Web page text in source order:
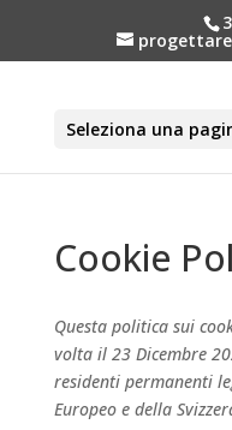
Seleziona una
Cookie
Questa politica sui
volta il 23 Dicembre
residenti permanenti
Europeo e della